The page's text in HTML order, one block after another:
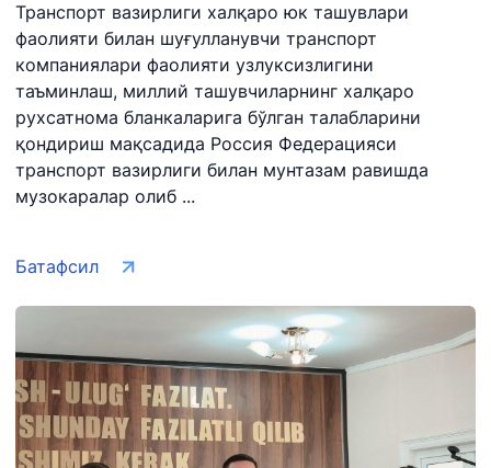
Транспорт вазирлиги халқаро юк ташувлари
фаолияти билан шуғулланувчи транспорт
компаниялари фаолияти узлуксизлигини
таъминлаш, миллий ташувчиларнинг халқаро
рухсатнома бланкаларига бўлган талабларини
қондириш мақсадида Россия Федерацияси
транспорт вазирлиги билан мунтазам равишда
музокаралар олиб ...
Батафсил